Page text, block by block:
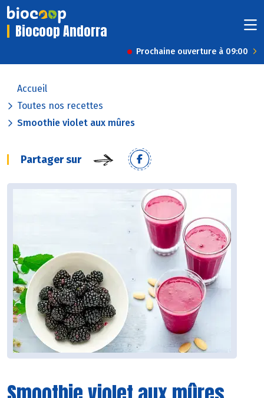
Biocoop Andorra
Prochaine ouverture à 09:00
Accueil
Toutes nos recettes
Smoothie violet aux mûres
Partager sur